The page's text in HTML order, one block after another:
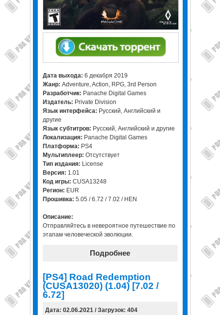
Дата выхода: 6 декабря 2019
Жанр: Adventure, Action, RPG, 3rd Person
Разработчик: Panache Digital Games
Издатель: Private Division
Язык интерфейса: Русский, Английский и
другие
Язык субтитров: Русский, Английский и другие
Локализация: Panache Digital Games
Платформа: PS4
Мультиплеер: Отсутствует
Тип издания: License
Версия: 1.01
Код игры: CUSA13248
Регион: EUR
Прошивка: 5.05 / 6.72 / 7.02 / HEN
Описание:
Отправляйтесь в невероятное путешествие по
этапам человеческой эволюции.
Подробнее
[PS4] Road Redemption
(CUSA13020) (1.04) [7.02 /
6.72]
Дата: 02.06.2021 / Загрузок: 404